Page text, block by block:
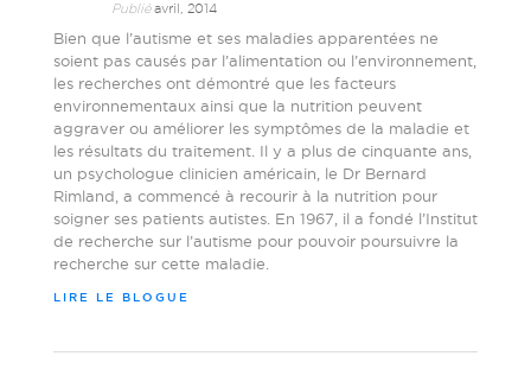
Publiéavril, 2014
Bien que l’autisme et ses maladies apparentées ne
soient pas causés par l’alimentation ou l’environnement,
les recherches ont démontré que les facteurs
environnementaux ainsi que la nutrition peuvent
aggraver ou améliorer les symptômes de la maladie et
les résultats du traitement. Il y a plus de cinquante ans,
un psychologue clinicien américain, le Dr Bernard
Rimland, a commencé à recourir à la nutrition pour
soigner ses patients autistes. En 1967, il a fondé l’Institut
de recherche sur l’autisme pour pouvoir poursuivre la
recherche sur cette maladie.
LIRE LE BLOGUE